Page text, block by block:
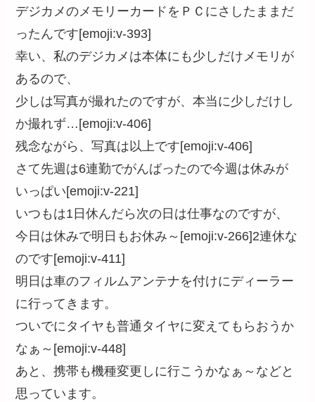
デジカメのメモリーカードをＰＣにさしたままだ
ったんです[emoji:v-393]
幸い、私のデジカメは本体にも少しだけメモリが
あるので、
少しは写真が撮れたのですが、本当に少しだけし
か撮れず…[emoji:v-406]
残念ながら、写真は以上です[emoji:v-406]
さて先週は6連勤でがんばったので今週は休みが
いっぱい[emoji:v-221]
いつもは1日休んだら次の日は仕事なのですが、
今日は休みで明日もお休み～[emoji:v-266]2連休な
のです[emoji:v-411]
明日は車のフィルムアンテナを付けにディーラー
に行ってきます。
ついでにタイヤも普通タイヤに変えてもらおうか
なぁ～[emoji:v-448]
あと、携帯も機種変更しに行こうかなぁ～などと
思っています。